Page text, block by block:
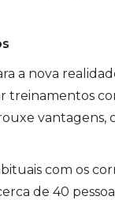
a nova
treinamentos
com os
de 40